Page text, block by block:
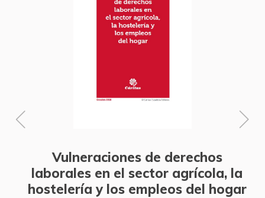
Vulneraciones de derechos
laborales en el sector agrícola, la
hostelería y los empleos del hogar